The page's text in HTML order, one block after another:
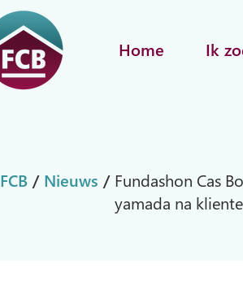
Home Ik
FCB / Nieuws / Fundashon Cas
yamada na